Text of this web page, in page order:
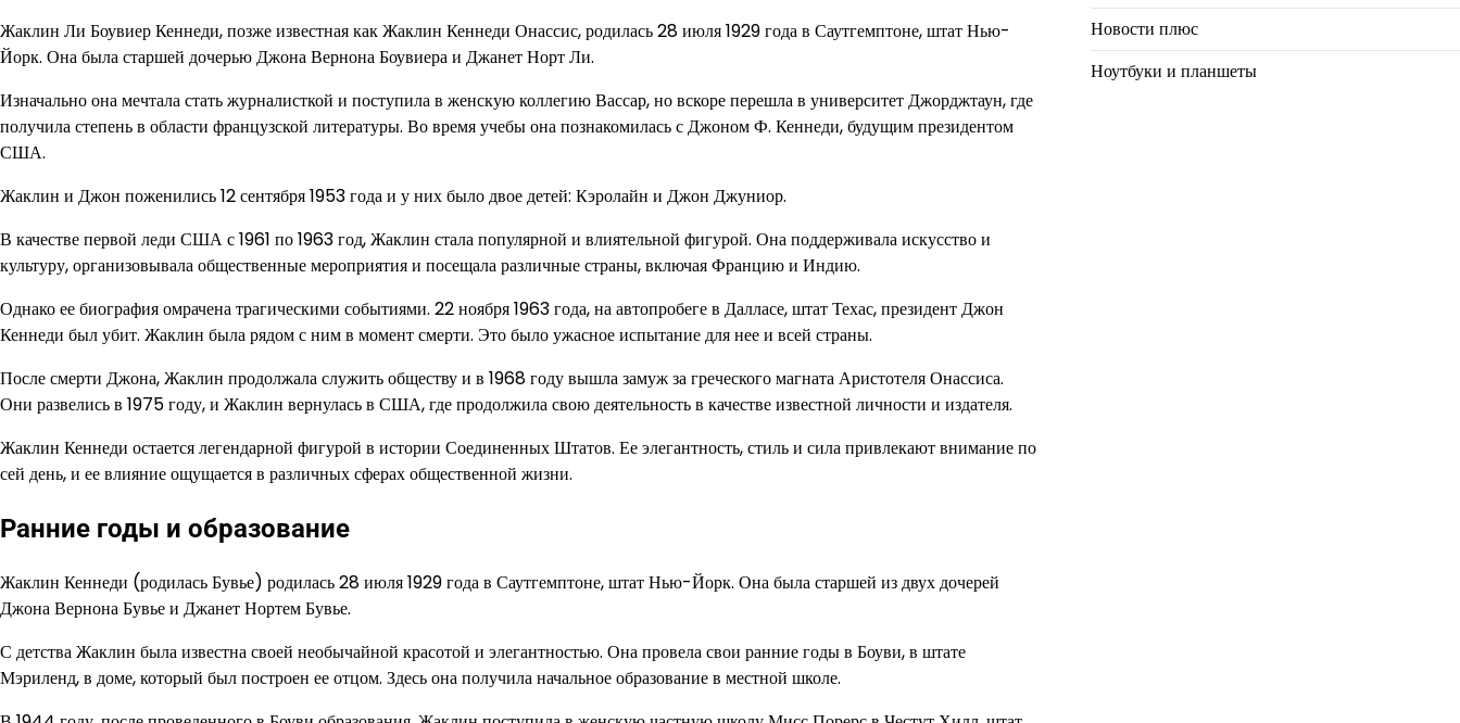
Жаклин Ли Боувиер Кеннеди, позже известная как Жаклин Кеннеди Онассис, родилась 28 июля 1929 года в Саутгемптоне, штат Нью-
Йорк. Она была старшей дочерью Джона Вернона Боувиера и Джанет Норт Ли.
Изначально она мечтала стать журналисткой и поступила в женскую коллегию Вассар, но вскоре перешла в университет Джорджтаун, где
получила степень в области французской литературы. Во время учебы она познакомилась с Джоном Ф. Кеннеди, будущим президентом
США.
Жаклин и Джон поженились 12 сентября 1953 года и у них было двое детей: Кэролайн и Джон Джуниор.
В качестве первой леди США с 1961 по 1963 год, Жаклин стала популярной и влиятельной фигурой. Она поддерживала искусство и
культуру, организовывала общественные мероприятия и посещала различные страны, включая Францию и Индию.
Однако ее биография омрачена трагическими событиями. 22 ноября 1963 года, на автопробеге в Далласе, штат Техас, президент Джон
Кеннеди был убит. Жаклин была рядом с ним в момент смерти. Это было ужасное испытание для нее и всей страны.
После смерти Джона, Жаклин продолжала служить обществу и в 1968 году вышла замуж за греческого магната Аристотеля Онассиса.
Они развелись в 1975 году, и Жаклин вернулась в США, где продолжила свою деятельность в качестве известной личности и издателя.
Жаклин Кеннеди остается легендарной фигурой в истории Соединенных Штатов. Ее элегантность, стиль и сила привлекают внимание по
сей день, и ее влияние ощущается в различных сферах общественной жизни.
Ранние годы и образование
Жаклин Кеннеди (родилась Бувье) родилась 28 июля 1929 года в Саутгемптоне, штат Нью-Йорк. Она была старшей из двух дочерей
Джона Вернона Бувье и Джанет Нортем Бувье.
С детства Жаклин была известна своей необычайной красотой и элегантностью. Она провела свои ранние годы в Боуви, в штате
Мэриленд, в доме, который был построен ее отцом. Здесь она получила начальное образование в местной школе.
Новости плюс
Ноутбуки и планшеты